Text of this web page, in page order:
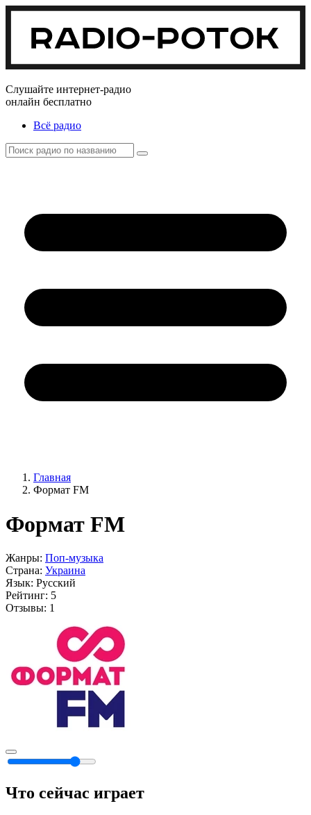
Слушайте интернет-радио
онлайн бесплатно
Всё радио
Главная
Формат FM
Формат FM
Жанры: Поп-музыка
Страна: Украина
Язык: Русский
Рейтинг: 5
Отзывы: 1
Что сейчас играет